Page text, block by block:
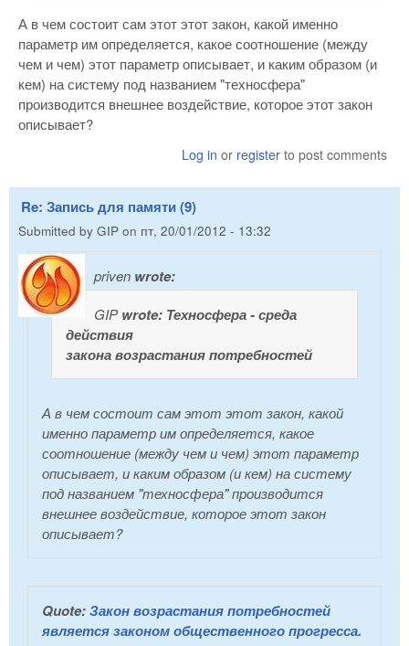
А в чем состоит сам этот этот закон, какой именно
параметр им определяется, какое соотношение (между
чем и чем) этот параметр описывает, и каким образом (и
кем) на систему под названием "техносфера"
производится внешнее воздействие, которое этот закон
описывает?
Log in or register to post comments
Re: Запись для памяти (9)
Submitted by GIP on пт, 20/01/2012 - 13:32
priven wrote:
GIPwrote: Техносфера - среда
действия
закона возрастания потребностей
А в чем состоит сам этот этот закон, какой
именно параметр им определяется, какое
соотношение (между чем и чем) этот параметр
описывает, и каким образом (и кем) на систему
под названием "техносфера" производится
внешнее воздействие, которое этот закон
описывает?
Quote:Закон возрастания потребностей
является законом общественного прогресса.